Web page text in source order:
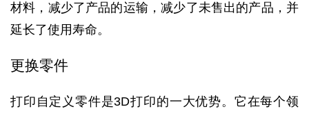
材料，减少了产品的运输，减少了未售出的产品，并
延长了使用寿命。
更换零件
打印自定义零件是3D打印的一大优势。它在每个领